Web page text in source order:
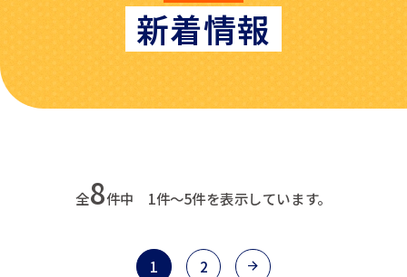
新着情報
全8件中 1件～5件を表示しています。
1 2